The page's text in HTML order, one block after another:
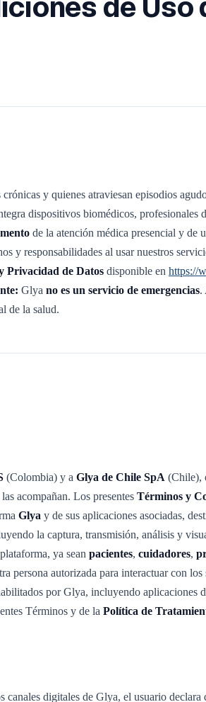
y quienes atraviesan episodios
dispositivos biomédicos, profesionales
de la atención médica presencial y de
y responsabilidades al usar nuestros
Privacidad de Datos disponible en https://
Glya no es un servicio de emergencias.
de la salud.
(Colombia) y a Glya de Chile SpA (Chile),
acompañan. Los presentes Términos y
Glya y de sus aplicaciones asociadas,
la captura, transmisión, análisis y
ya sean pacientes, cuidadores,
persona autorizada para interactuar con
por Glya, incluyendo aplicaciones
Términos y de la Política de
digitales de Glya, el usuario